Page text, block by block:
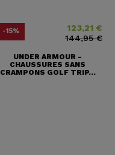
-15% 123,21 €
Prix ​​habituel
144,95 €
UNDER ARMOUR -
CHAUSSURES SANS
CRAMPONS GOLF TRIP...